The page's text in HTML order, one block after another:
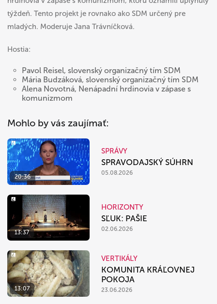
týždeň. Tento projekt je rovnako ako SDM určený pre
mladých. Moderuje Jana Trávníčková.
Hostia:
Pavol Reisel, slovenský organizačný tím SDM
Mária Budzáková, slovenský organizačný tím SDM
Alena Novotná, Nenápadní hrdinovia v zápase s
komunizmom
Mohlo by vás zaujímať:
20:36
SPRÁVY
SPRAVODAJSKÝ SÚHRN
05.08.2026
13:37
HORIZONTY
SĽUK: PAŠIE
02.06.2026
13:07
VERTIKÁLY
KOMUNITA KRÁĽOVNEJ
POKOJA
23.06.2026